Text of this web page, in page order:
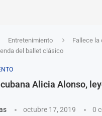
Entretenimiento
Fallece la
del ballet clásico
Alicia Alonso,
octubre 17, 2019 0